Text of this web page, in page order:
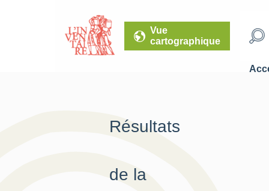
Vue
cartographique
Résultats
de la